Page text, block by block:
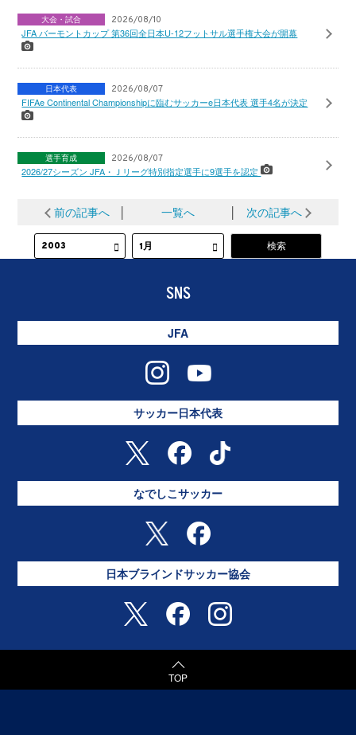
大会・試合 2026/08/10
JFA バーモントカップ 第36回全日本U-12フットサル選手権大会が開幕
日本代表 2026/08/07
FIFAe Continental Championshipに臨むサッカーe日本代表 選手4名が決定
選手育成 2026/08/07
2026/27シーズン JFA・Ｊリーグ特別指定選手に9選手を認定
前の記事へ 一覧へ 次の記事へ
SNS
JFA
サッカー日本代表
なでしこサッカー
日本ブラインドサッカー協会
TOP